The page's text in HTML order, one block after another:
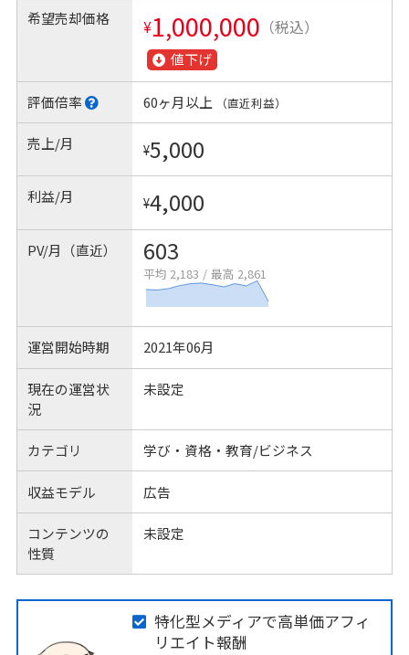
希望売却価格 ¥1,000,000 （税込）
値下げ
評価倍率 60ヶ月以上 （直近利益）
売上/月 ¥5,000
利益/月 ¥4,000
PV/月（直近） 603
平均 2,183 / 最高 2,861
運営開始時期 2021年06月
現在の運営状
況
未設定
カテゴリ 学び・資格・教育/ビジネス
収益モデル 広告
コンテンツの
性質
未設定
特化型メディアで高単価アフィ
リエイト報酬